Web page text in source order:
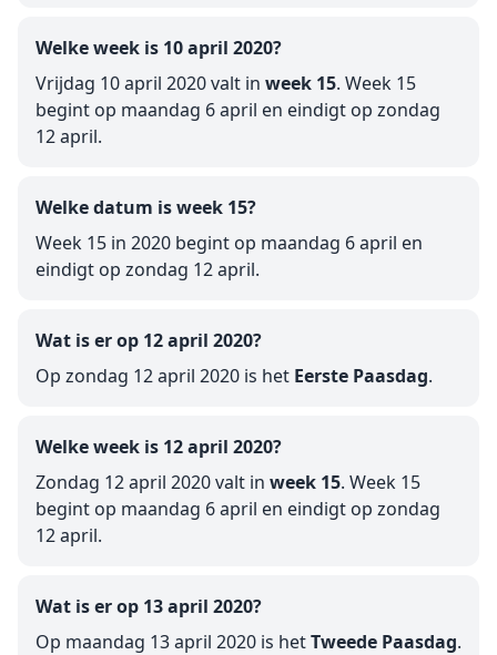
Welke week is 10 april 2020?
Vrijdag 10 april 2020 valt in week 15. Week 15
begint op maandag 6 april en eindigt op zondag
12 april.
Welke datum is week 15?
Week 15 in 2020 begint op maandag 6 april en
eindigt op zondag 12 april.
Wat is er op 12 april 2020?
Op zondag 12 april 2020 is het Eerste Paasdag.
Welke week is 12 april 2020?
Zondag 12 april 2020 valt in week 15. Week 15
begint op maandag 6 april en eindigt op zondag
12 april.
Wat is er op 13 april 2020?
Op maandag 13 april 2020 is hetTweede Paasdag.